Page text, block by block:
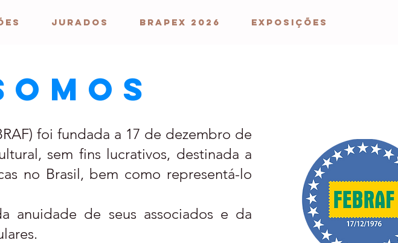
JURADOS BRAPEX 2026 EXPOSIÇÕES
foi fundada a 17 de dezembro de
sem fins lucrativos, destinada a
no Brasil, bem como representá-lo
anuidade de seus associados e da